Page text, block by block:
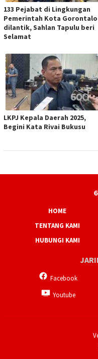
133 Pejabat di Lingkungan
Pemerintah Kota Gorontalo
dilantik, Sahlan Tapulu beri
Selamat
LKPJ Kepala Daerah 2025,
Begini Kata Rivai Bukusu
HOME
TENTANG KAMI
HUBUNGI KAMI
Facebook
Youtube